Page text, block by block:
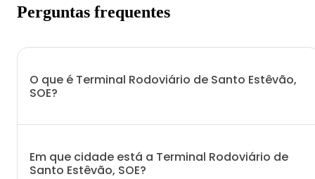
Perguntas frequentes
O que é Terminal Rodoviário de Santo Estêvão,
SOE?
Em que cidade está a Terminal Rodoviário de
Santo Estêvão, SOE?